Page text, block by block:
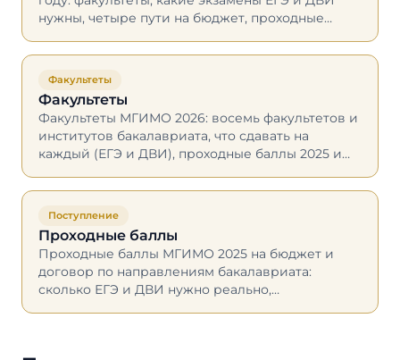
нужны, четыре пути на бюджет, проходные
Факультеты
Факультеты
Факультеты МГИМО 2026: восемь факультетов и
институтов бакалавриата, что сдавать на
каждый (ЕГЭ и ДВИ), проходные баллы 2025 и
Поступление
Проходные баллы
Проходные баллы МГИМО 2025 на бюджет и
договор по направлениям бакалавриата:
сколько ЕГЭ и ДВИ нужно реально,